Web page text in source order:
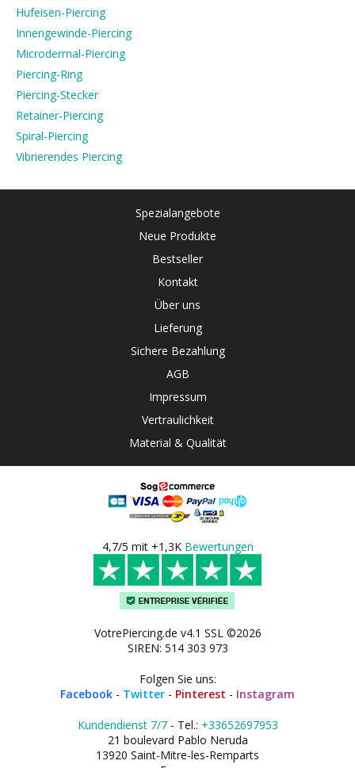
Hufeisen-Piercing
Innengewinde-Piercing
Microdermal-Piercing
Piercing-Ring
Piercing-Stecker
Retainer-Piercing
Spiral-Piercing
Vibrierendes Piercing
Spezialangebote
Neue Produkte
Bestseller
Kontakt
Über uns
Lieferung
Sichere Bezahlung
AGB
Impressum
Vertraulichkeit
Material & Qualität
4,7/5 mit +1,3K Bewertungen
VotrePiercing.de v4.1 SSL ©2026
SIREN: 514 303 973
Folgen Sie uns:
Facebook - Twitter - Pinterest - Instagram
Kundendienst 7/7- Tel.: +33652697953
21 boulevard Pablo Neruda
13920 Saint-Mitre-les-Remparts